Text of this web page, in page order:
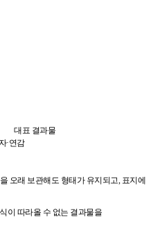
대표 결과물
·연감
오래 보관해도 형태가 유지되고, 표지에
이 따라올 수 없는 결과물을